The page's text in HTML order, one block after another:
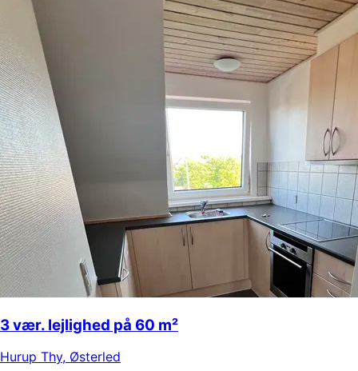
3 vær. lejlighed på 60 m²
Hurup Thy, Østerled